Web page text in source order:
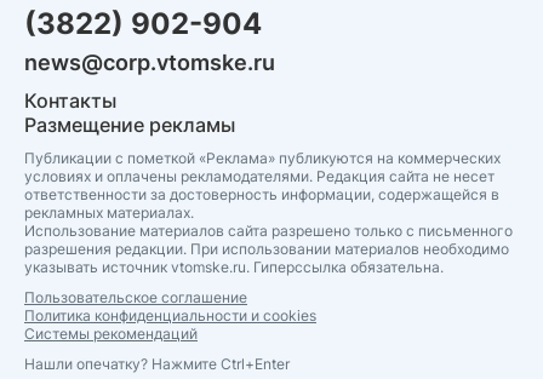
(3822) 902-904
news@corp.vtomske.ru
Контакты
Размещение рекламы
Публикации с пометкой «Реклама» публикуются на коммерческих
условиях и оплачены рекламодателями. Редакция сайта не несет
ответственности за достоверность информации, содержащейся в
рекламных материалах.
Использование материалов сайта разрешено только с письменного
разрешения редакции. При использовании материалов необходимо
указывать источник vtomske.ru. Гиперссылка обязательна.
Пользовательское соглашение
Политика конфиденциальности и cookies
Системы рекомендаций
Нашли опечатку? Нажмите Ctrl+Enter